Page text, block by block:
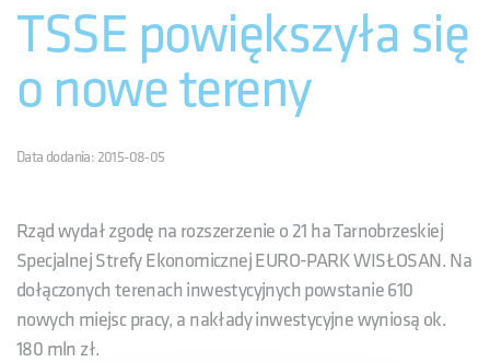
TSSE powiększyła się
o nowe tereny
Data dodania: 2015-08-05
Rząd wydał zgodę na rozszerzenie o 21 ha Tarnobrzeskiej
Specjalnej Strefy Ekonomicznej EURO-PARK WISŁOSAN. Na
dołączonych terenach inwestycyjnych powstanie 610
nowych miejsc pracy, a nakłady inwestycyjne wyniosą ok.
180 mln zł.